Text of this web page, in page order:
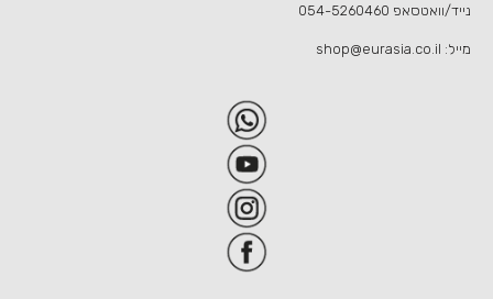
נייד/וואטסאפ 054-5260460
מייל: shop@eurasia.co.il